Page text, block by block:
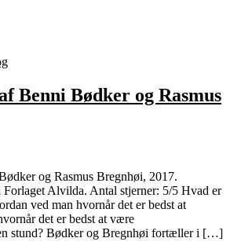
Benni Bødker og Rasmus
og Rasmus Bregnhøi, 2017.
Forlaget Alvilda. Antal stjerner: 5/5 Hvad er
ved man hvornår det er bedst at
det er bedst at være
stund? Bødker og Bregnhøi fortæller i […]